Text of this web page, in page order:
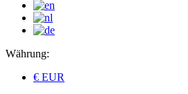
Währung:
€ EUR